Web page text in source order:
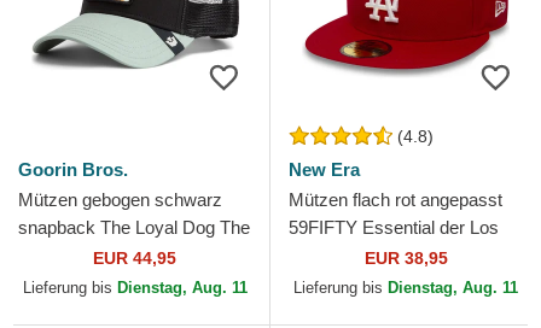
Goorin Bros.
Mützen gebogen schwarz
snapback The Loyal Dog The
Farm Goorin Bros.
EUR 44,95
Lieferung bis Dienstag, Aug. 11
(4.8)
New Era
Mützen flach rot angepasst
59FIFTY Essential der Los
Angeles Dodgers MLB von
New Era
EUR 38,95
Lieferung bis Dienstag, Aug. 11